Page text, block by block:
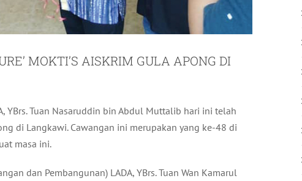
MOKTI’S AISKRIM GULA APONG DI
YBrs. Tuan Nasaruddin bin Abdul Muttalib hari ini telah
di Langkawi. Cawangan ini merupakan yang ke-48 di
masa ini.
dan Pembangunan) LADA, YBrs. Tuan Wan Kamarul